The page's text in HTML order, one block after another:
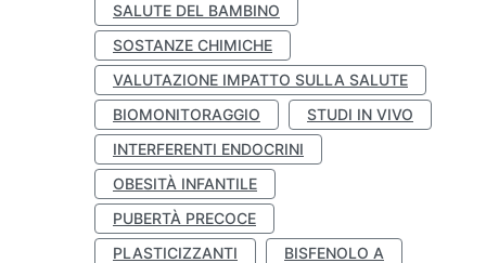
SALUTE DEL BAMBINO
SOSTANZE CHIMICHE
VALUTAZIONE IMPATTO SULLA SALUTE
BIOMONITORAGGIO
STUDI IN VIVO
INTERFERENTI ENDOCRINI
OBESITÀ INFANTILE
PUBERTÀ PRECOCE
PLASTICIZZANTI
BISFENOLO A